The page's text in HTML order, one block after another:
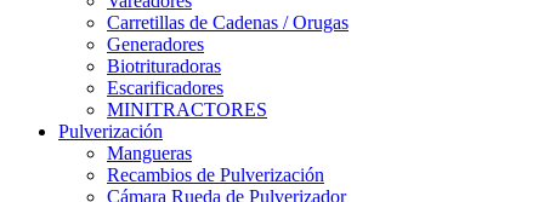
Carretillas de Cadenas / Orugas
Generadores
Biotrituradoras
Escarificadores
MINITRACTORES
Pulverización
Mangueras
Recambios de Pulverización
Cámara Rueda de Pulverizador